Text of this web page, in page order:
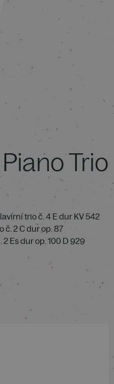
Trio
trio č. 4 E dur KV 542
č. 2 C dur op. 87
2 Es dur op. 100 D 929